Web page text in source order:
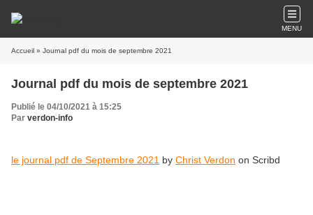
MENU
Accueil » Journal pdf du mois de septembre 2021
Journal pdf du mois de septembre 2021
Publié le 04/10/2021 à 15:25
Par verdon-info
le journal pdf de Septembre 2021 by Christ Verdon on Scribd